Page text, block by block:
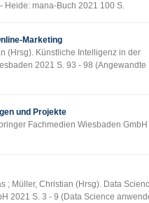
Heide: mana-Buch 2021 100 S.
Marketing
(Hrsg). Künstliche Intelligenz in der
2021 S. 93 - 98 (Angewandte
und Projekte
Fachmedien Wiesbaden GmbH
; Müller, Christian (Hrsg). Data
2021 S. 3 - 9 (Data Science